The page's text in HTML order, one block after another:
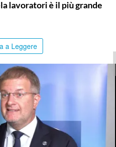
lavoratori è il più grande
a Leggere